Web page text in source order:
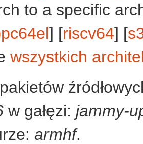
to a specific
] [riscv64] [
wszystkich
w gałęzi: jammy-
armhf.